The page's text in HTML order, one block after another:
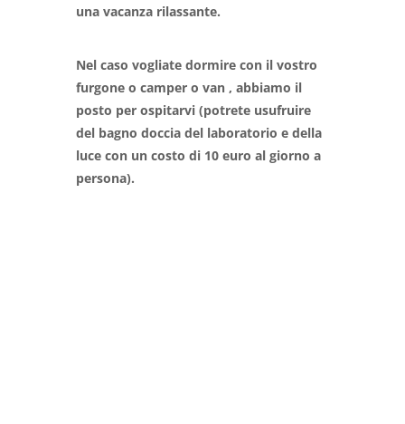
una vacanza rilassante.
Nel caso vogliate dormire con il vostro
furgone o camper o van , abbiamo il
posto per ospitarvi (potrete usufruire
del bagno doccia del laboratorio e della
luce con un costo di 10 euro al giorno a
persona).